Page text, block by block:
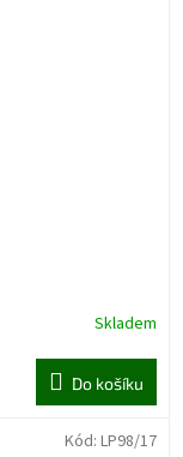
Skladem
Do košíku
Kód: LP98/17